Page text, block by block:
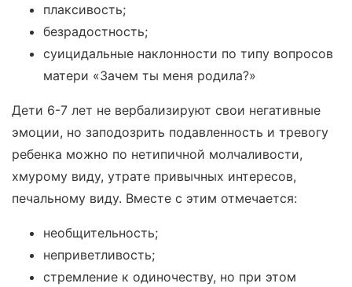
плаксивость;
безрадостность;
суицидальные наклонности по типу вопросов
матери «Зачем ты меня родила?»
Дети 6-7 лет не вербализируют свои негативные
эмоции, но заподозрить подавленность и тревогу
ребенка можно по нетипичной молчаливости,
хмурому виду, утрате привычных интересов,
печальному виду. Вместе с этим отмечается:
необщительность;
неприветливость;
стремление к одиночеству, но при этом